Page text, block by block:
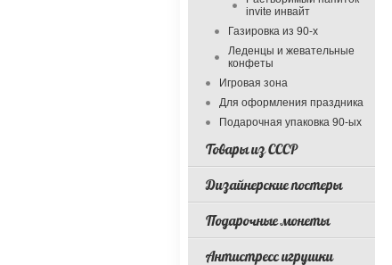
invite инвайт
Газировка из 90-х
Леденцы и жевательные
конфеты
Игровая зона
Для оформления праздника
Подарочная упаковка 90-ых
Товары из СССР
Дизайнерские постеры
Подарочные монеты
Антистресс игрушки